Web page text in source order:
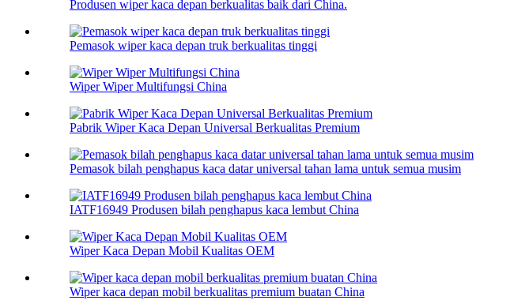
Produsen wiper kaca depan berkualitas baik dari China.
Pemasok wiper kaca depan truk berkualitas tinggi
Wiper Wiper Multifungsi China
Pabrik Wiper Kaca Depan Universal Berkualitas Premium
Pemasok bilah penghapus kaca datar universal tahan lama untuk semua musim
IATF16949 Produsen bilah penghapus kaca lembut China
Wiper Kaca Depan Mobil Kualitas OEM
Wiper kaca depan mobil berkualitas premium buatan China